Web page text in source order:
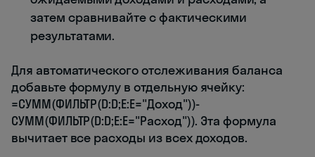
затем сравнивайте с фактическими
результатами.
Для автоматического отслеживания баланса
добавьте формулу в отдельную ячейку:
=СУММ(ФИЛЬТР(D:D;E:E="Доход"))-
СУММ(ФИЛЬТР(D:D;E:E="Расход")). Эта формула
вычитает все расходы из всех доходов.